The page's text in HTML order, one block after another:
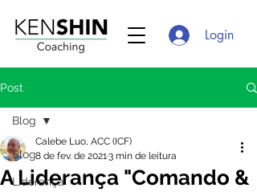
Login
Post
Blog
Liderança
Blog
A Liderança "Comando &
Calebe Luo, ACC (ICF)
8 de fev. de 20213 min de leitura